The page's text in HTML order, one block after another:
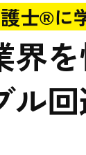
士®に
界
ル